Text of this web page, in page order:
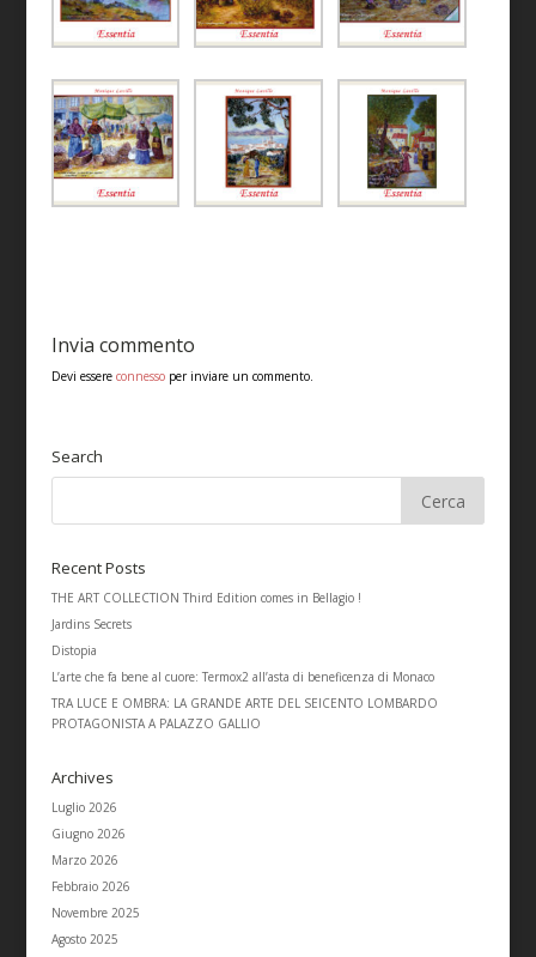
Invia commento
Devi essere connessoper inviare un commento.
Search
Recent Posts
THE ART COLLECTION Third Edition comes in Bellagio !
Jardins Secrets
Distopia
L’arte che fa bene al cuore: Termox2 all’asta di beneficenza di Monaco
TRA LUCE E OMBRA: LA GRANDE ARTE DEL SEICENTO LOMBARDO
PROTAGONISTA A PALAZZO GALLIO
Archives
Luglio 2026
Giugno 2026
Marzo 2026
Febbraio 2026
Novembre 2025
Agosto 2025